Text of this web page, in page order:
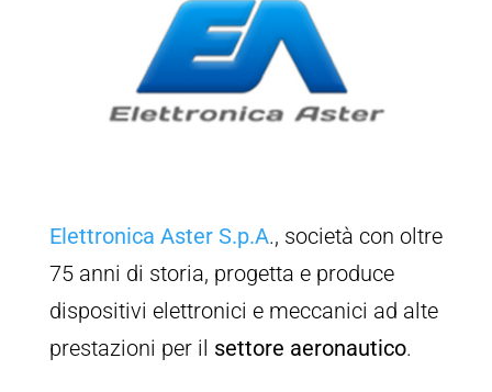
Elettronica Aster S.p.A., società con oltre
75 anni di storia, progetta e produce
dispositivi elettronici e meccanici ad alte
prestazioni per il settore aeronautico.